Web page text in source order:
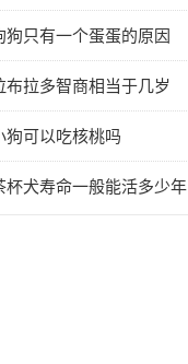
狗只有一个蛋蛋的原因
布拉多智商相当于几岁
狗可以吃核桃吗
杯犬寿命一般能活多少年